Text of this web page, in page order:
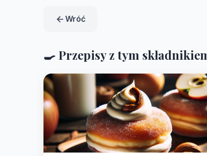
Wróć
🍳 Przepisy z tym